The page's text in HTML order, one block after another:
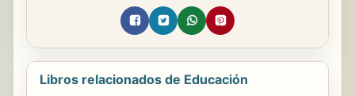
Libros relacionados de Educación